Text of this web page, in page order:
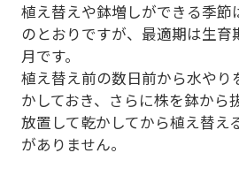
植え替えや鉢増しができる季節
のとおりですが、最適期は生育
月です。
植え替え前の数日前から水やり
かしておき、さらに株を鉢から
放置して乾かしてから植え替え
がありません。